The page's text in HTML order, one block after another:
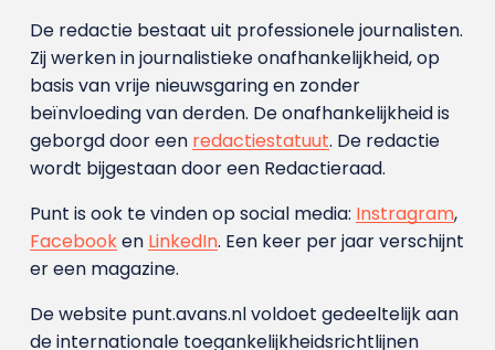
De redactie bestaat uit professionele journalisten.
Zij werken in journalistieke onafhankelijkheid, op
basis van vrije nieuwsgaring en zonder
beïnvloeding van derden. De onafhankelijkheid is
geborgd door een redactiestatuut. De redactie
wordt bijgestaan door een Redactieraad.
Punt is ook te vinden op social media: Instragram,
Facebooken LinkedIn. Een keer per jaar verschijnt
er een magazine.
De website punt.avans.nl voldoet gedeeltelijk aan
de internationale toegankelijkheidsrichtlijnen